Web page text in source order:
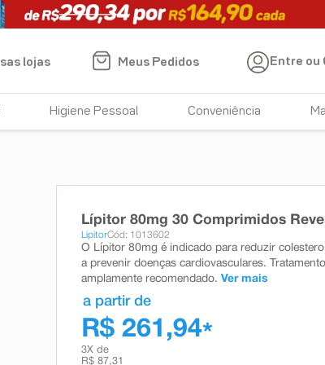
lojas
Meus Pedidos Entre ou
Higiene Pessoal Conveniência
Lípitor 80mg 30 Comprimidos
LipitorCód: 1013602
O Lípitor 80mg é indicado para reduzir
a prevenir doenças cardiovasculares.
amplamente recomendado. Ver mais
a partir de
R$ 261,94*
3X de
R$ 87,31